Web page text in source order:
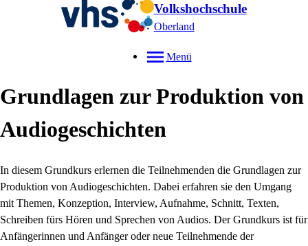
Volkshochschule
Oberland
Menü
Grundlagen zur Produktion von
Audiogeschichten
In diesem Grundkurs erlernen die Teilnehmenden die Grundlagen zur
Produktion von Audiogeschichten. Dabei erfahren sie den Umgang
mit Themen, Konzeption, Interview, Aufnahme, Schnitt, Texten,
Schreiben fürs Hören und Sprechen von Audios. Der Grundkurs ist für
Anfängerinnen und Anfänger oder neue Teilnehmende der